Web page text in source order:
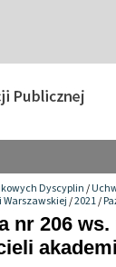
Dyscyplin/
/2021/
nr 206